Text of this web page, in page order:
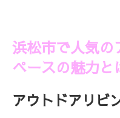
浜松市で人気の
ペースの魅力と
アウトドアリビ